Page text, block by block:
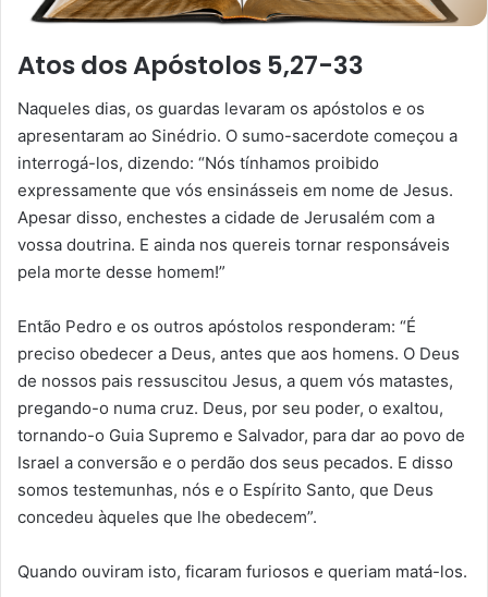
Atos dos Apóstolos 5,27-33
Naqueles dias, os guardas levaram os apóstolos e os
apresentaram ao Sinédrio. O sumo-sacerdote começou a
interrogá-los, dizendo: “Nós tínhamos proibido
expressamente que vós ensinásseis em nome de Jesus.
Apesar disso, enchestes a cidade de Jerusalém com a
vossa doutrina. E ainda nos quereis tornar responsáveis
pela morte desse homem!”
Então Pedro e os outros apóstolos responderam: “É
preciso obedecer a Deus, antes que aos homens. O Deus
de nossos pais ressuscitou Jesus, a quem vós matastes,
pregando-o numa cruz. Deus, por seu poder, o exaltou,
tornando-o Guia Supremo e Salvador, para dar ao povo de
Israel a conversão e o perdão dos seus pecados. E disso
somos testemunhas, nós e o Espírito Santo, que Deus
concedeu àqueles que lhe obedecem”.
Quando ouviram isto, ficaram furiosos e queriam matá-los.